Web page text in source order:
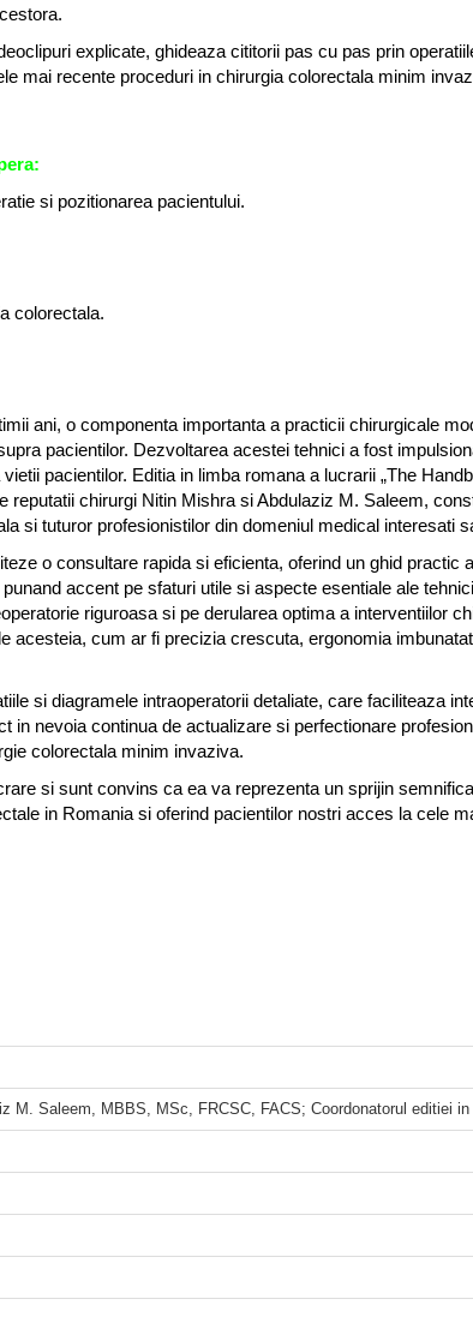
explicate, ghideaza cititorii pas cu pas prin
mai recente proceduri in chirurgia colorectala minim
si pozitionarea pacientului.
colorectala.
ani, o componenta importanta a practicii chirurgicale
pacientilor. Dezvoltarea acestei tehnici a fost
pacientilor. Editia in limba romana a lucrarii „The
reputatii chirurgi Nitin Mishra si Abdulaziz M. Saleem,
si tuturor profesionistilor din domeniul medical interesati
o consultare rapida si eficienta, oferind un ghid
accent pe sfaturi utile si aspecte esentiale ale
riguroasa si pe derularea optima a interventiilor
acesteia, cum ar fi precizia crescuta, ergonomia
si diagramele intraoperatorii detaliate, care faciliteaza
nevoia continua de actualizare si perfectionare
colorectala minim invaziva.
si sunt convins ca ea va reprezenta un sprijin
in Romania si oferind pacientilor nostri acces la cele
M. Saleem, MBBS, MSc, FRCSC, FACS; Coordonatorul editiei